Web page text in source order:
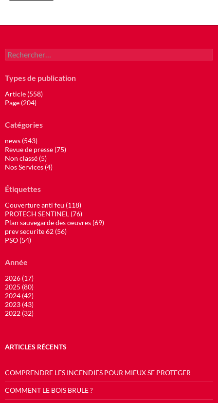
Rechercher :
Types de publication
Article (558)
Page (204)
Catégories
news (543)
Revue de presse (75)
Non classé (5)
Nos Services (4)
Étiquettes
Couverture anti feu (118)
PROTECH SENTINEL (76)
Plan sauvegarde des oeuvres (69)
prev securite 62 (56)
PSO (54)
Année
2026 (17)
2025 (80)
2024 (42)
2023 (43)
2022 (32)
ARTICLES RÉCENTS
COMPRENDRE LES INCENDIES POUR MIEUX SE PROTEGER
COMMENT LE BOIS BRULE ?